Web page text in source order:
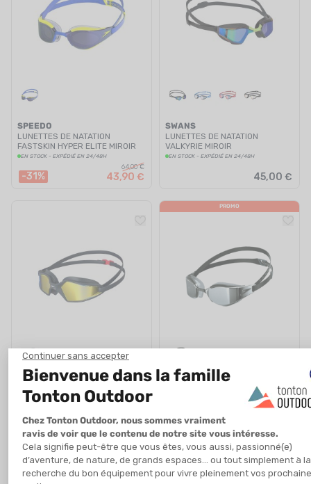
SPEEDO
LUNETTES DE NATATION
FASTSKIN HYPER ELITE MIROIR
BLEU/JAUNE
EN STOCK - EXPÉDIÉ EN 24/48H
-31%
64,00 €
43,90 €
SWANS
LUNETTES DE NATATION
VALKYRIE MIROIR
EN STOCK - EXPÉDIÉ EN 24/48H
45,00 €
SPEEDO
LUNETTES DE NATATION
HYDROPULSE MIROIR
28,00 €
PROMO
SPEEDO
LUNETTES DE NATATION
FASTSKIN HYPER ELITE MIROIR
-31% 47,90 €